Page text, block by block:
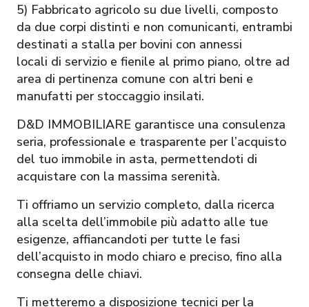
5) Fabbricato agricolo su due livelli, composto
da due corpi distinti e non comunicanti, entrambi
destinati a stalla per bovini con annessi
locali di servizio e fienile al primo piano, oltre ad
area di pertinenza comune con altri beni e
manufatti per stoccaggio insilati.
D&D IMMOBILIARE garantisce una consulenza
seria, professionale e trasparente per l’acquisto
del tuo immobile in asta, permettendoti di
acquistare con la massima serenità.
Ti offriamo un servizio completo, dalla ricerca
alla scelta dell’immobile più adatto alle tue
esigenze, affiancandoti per tutte le fasi
dell’acquisto in modo chiaro e preciso, fino alla
consegna delle chiavi.
Ti metteremo a disposizione tecnici per la